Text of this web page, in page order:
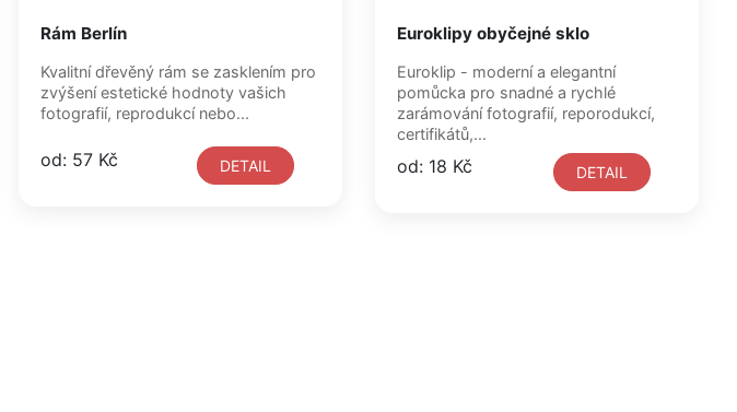
Rám Berlín
Kvalitní dřevěný rám se zasklením pro
zvýšení estetické hodnoty vašich
fotografií, reprodukcí nebo...
od: 57 Kč DETAIL
Euroklipy obyčejné sklo
Euroklip - moderní a elegantní
pomůcka pro snadné a rychlé
zarámování fotografií, reporodukcí,
certifikátů,...
od: 18 Kč DETAIL